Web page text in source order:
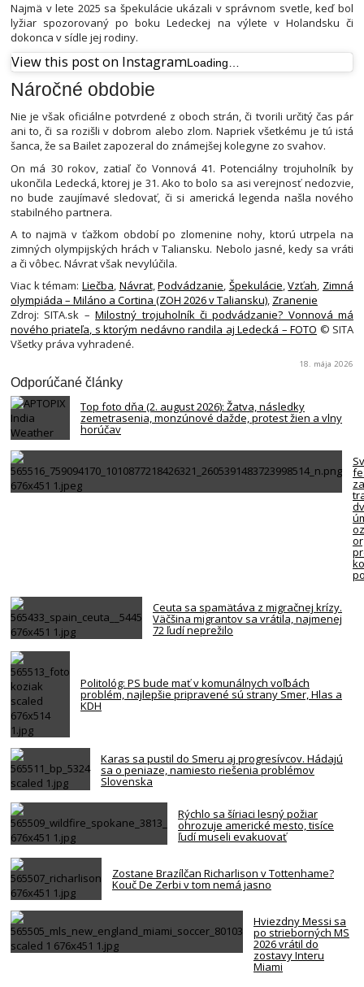
Najmä v lete 2025 sa špekulácie ukázali v správnom svetle, keď bol
lyžiar spozorovaný po boku Ledeckej na výlete v Holandsku či
dokonca v sídle jej rodiny.
View this post on InstagramLoading…
Náročné obdobie
Nie je však oficiálne potvrdené z oboch strán, či tvorili určitý čas pár
ani to, či sa rozišli v dobrom alebo zlom. Napriek všetkému je tú istá
šanca, že sa Bailet zapozeral do známejšej kolegyne zo svahov.
On má 30 rokov, zatiaľ čo Vonnová 41. Potenciálny trojuholník by
ukončila Ledecká, ktorej je 31. Ako to bolo sa asi verejnosť nedozvie,
no bude zaujímavé sledovať, či si americká legenda našla nového
stabilného partnera.
A to najmä v ťažkom období po zlomenine nohy, ktorú utrpela na
zimných olympijských hrách v Taliansku. Nebolo jasné, kedy sa vráti
a či vôbec. Návrat však nevylúčila.
Viac k témam: Liečba, Návrat,Podvádzanie, Špekulácie,Vzťah, Zimná
olympiáda – Miláno a Cortina (ZOH 2026 v Taliansku), Zranenie
Zdroj: SITA.sk –Milostný trojuholník či podvádzanie? Vonnová má
nového priateľa, s ktorým nedávno randila aj Ledecká – FOTO © SITA
Všetky práva vyhradené.
18. mája 2026
Odporúčané články
Top foto dňa (2. august 2026): Žatva, následky
zemetrasenia, monzúnové dažde, protest žien a vlny
horúčav
Ceuta sa spamätáva z migračnej krízy.
Väčšina migrantov sa vrátila, najmenej
72 ľudí neprežilo
Politológ: PS bude mať v komunálnych voľbách
problém, najlepšie pripravené sú strany Smer, Hlas a
KDH
Karas sa pustil do Smeru aj progresívcov. Hádajú
sa o peniaze, namiesto riešenia problémov
Slovenska
Rýchlo sa šíriaci lesný požiar
ohrozuje americké mesto, tisíce
ľudí museli evakuovať
Zostane Brazílčan Richarlison v Tottenhame?
Kouč De Zerbi v tom nemá jasno
Hviezdny Messi sa
po strieborných MS
2026 vrátil do
zostavy Interu
Miami